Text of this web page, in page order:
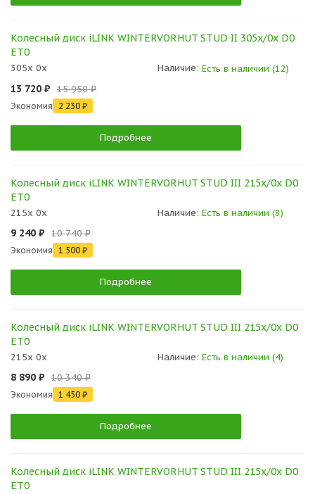
Колесный диск iLINK WINTERVORHUT STUD II 305x/0x D0
ET0
305x 0x Наличие: Есть в наличии (12)
13 720 ₽ 15 950 ₽
Экономия 2 230 ₽
Подробнее
Колесный диск iLINK WINTERVORHUT STUD III 215x/0x D0
ET0
215x 0x Наличие: Есть в наличии (8)
9 240 ₽ 10 740 ₽
Экономия 1 500 ₽
Подробнее
Колесный диск iLINK WINTERVORHUT STUD III 215x/0x D0
ET0
215x 0x Наличие: Есть в наличии (4)
8 890 ₽ 10 340 ₽
Экономия 1 450 ₽
Подробнее
Колесный диск iLINK WINTERVORHUT STUD III 215x/0x D0
ET0